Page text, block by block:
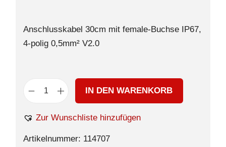
Anschlusskabel 30cm mit female-Buchse IP67,
4-polig 0,5mm² V2.0
IN DEN WARENKORB
Zur Wunschliste hinzufügen
Artikelnummer: 114707